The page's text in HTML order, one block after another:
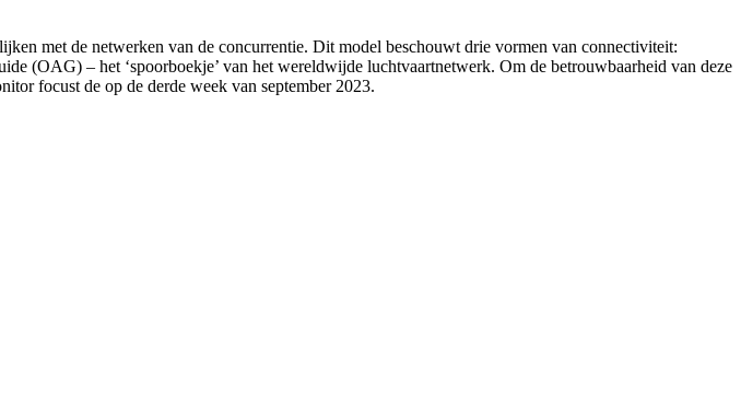
met de netwerken van de concurrentie. Dit model beschouwt drie vormen van connectiviteit:
(OAG) – het ‘spoorboekje’ van het wereldwijde luchtvaartnetwerk. Om de betrouwbaarheid van deze
focust de op de derde week van september 2023.